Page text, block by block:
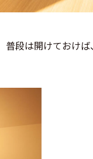
普段は開けておけ